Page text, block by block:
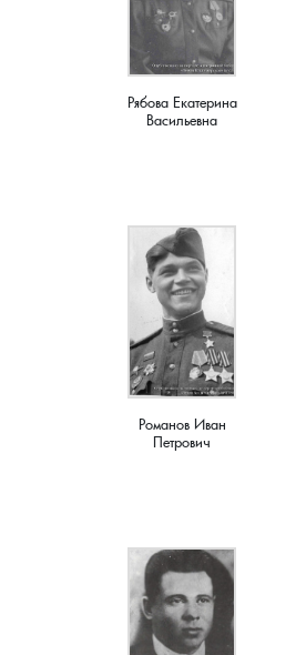
Рябова Екатерина
Васильевна
Романов Иван
Петрович